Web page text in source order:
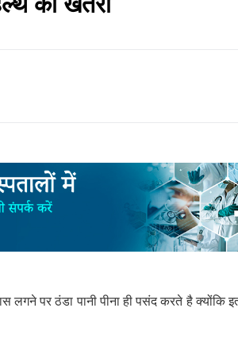
लगने पर ठंडा पानी पीना ही पसंद करते है क्योंकि